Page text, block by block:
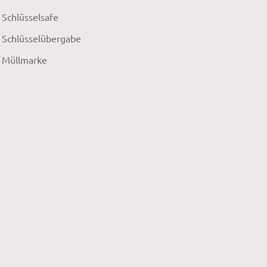
Schlüsselsafe
Schlüsselübergabe
Müllmarke